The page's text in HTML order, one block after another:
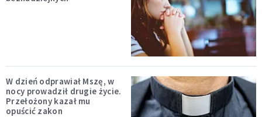
W dzień odprawiał Mszę, w
nocy prowadził drugie życie.
Przełożony kazał mu
opuścić zakon